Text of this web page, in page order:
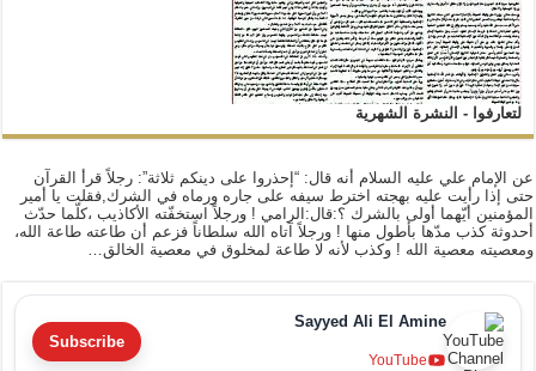
لتعارفوا - النشرة الشهرية
عن الإمام علي عليه السلام أنه قال: “إحذروا على دينكم ثلاثة”: رجلاً قرأ القرآن
حتى إذا رأيت عليه بهجته اخترط سيفه على جاره ورماه في الشرك,فقلت يا أمير
المؤمنين أيّهما أولى بالشرك ؟:قال:الرامي ! ورجلاً استخفّته الأكاذيب ،كلّما حدّث
أحدوثة كذب مدّها بأطول منها ! ورجلاً آتاه الله سلطاناً فزعم أن طاعته طاعة الله،
ومعصيته معصية الله ! وكذب لأنه لا طاعة لمخلوق في معصية الخالق…
Sayyed Ali El Amine
YouTube
Subscribe